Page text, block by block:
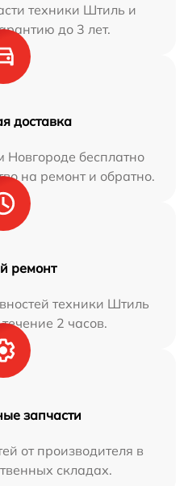
техники Штиль и
до 3 лет.
доставка
бесплатно
на ремонт и обратно.
ремонт
техники Штиль
2 часов.
запчасти
от производителя в
складах.